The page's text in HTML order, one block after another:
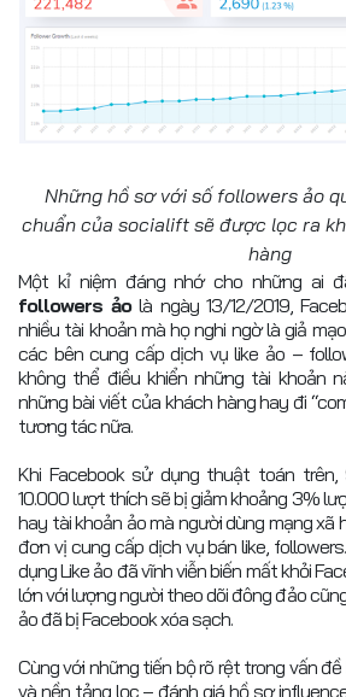
Những hồ sơ với số followers ảo
chuẩn của socialift sẽ được lọc ra
hàng
Một kỉ niệm đáng nhớ cho những ai
followers ảolà ngày 13/12/2019,
nhiều tài khoản mà họ nghi ngờ là giả
các bên cung cấp dịch vụ like ảo –
không thể điều khiển những tài khoản
những bài viết của khách hàng hay đi
tương tác nữa.
Khi Facebook sử dụng thuật toán
10.000 lượt thích sẽ bị giảm khoảng 3%
hay tài khoản ảo mà người dùng mạng xã
đơn vị cung cấp dịch vụ bán like,
dụng Like ảo đã vĩnh viễn biến mất khỏi
lớn với lượng người theo dõi đông đảo
ảo đã bị Facebook xóa sạch.
Cùng với những tiến bộ rõ rệt trong vấn
và nền tảng lọc – đánh giá hồ sơ